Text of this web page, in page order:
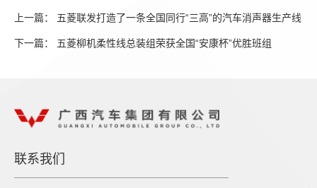
上一篇： 五菱联发打造了一条全国同行“三高”的汽车消声器生产线
下一篇： 五菱柳机柔性线总装组荣获全国“安康杯”优胜班组
联系我们